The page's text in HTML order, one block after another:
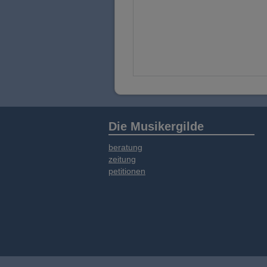
Die Musikergilde
beratung
zeitung
petitionen